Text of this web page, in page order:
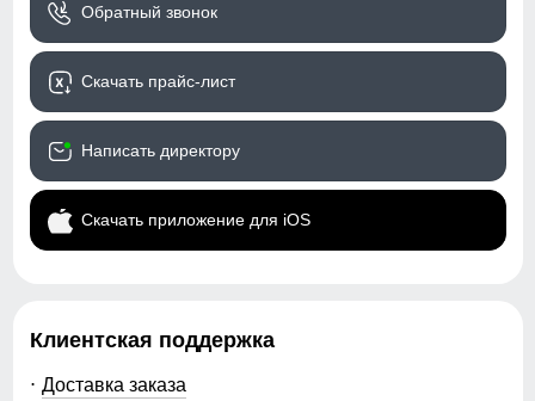
Цвета
бордовый, черный, серый,
Габариты (ДхШхВ) 55 x 37 x 5.5 см
Вес
Женский стёганый жилет Valianly — это лёгкая,
тёплая и технологичная модель, созданная для
Обратный звонок
Скачать прайс-лист
Написать директору
Скачать приложение для iOS
Клиентская поддержка
Доставка заказа